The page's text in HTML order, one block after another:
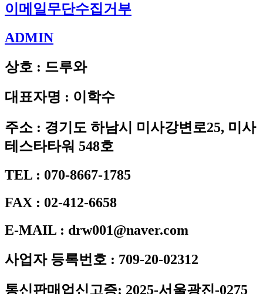
이메일무단수집거부
ADMIN
상호 : 드루와
대표자명 : 이학수
주소 : 경기도 하남시 미사강변로25, 미사
테스타타워 548호
TEL : 070-8667-1785
FAX : 02-412-6658
E-MAIL : drw001@naver.com
사업자 등록번호 : 709-20-02312
통신판매업신고증: 2025-서울광진-0275